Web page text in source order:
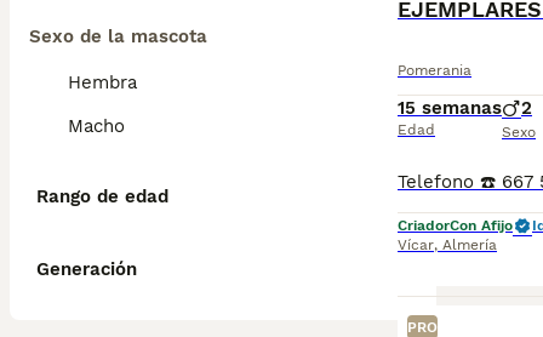
Sexo de la mascota
Hembra
Macho
Rango de edad
Generación
Pomerania
15 semanas
Edad
2
Sexo
CriadorCon Afijo
Vícar, Almería
PRO